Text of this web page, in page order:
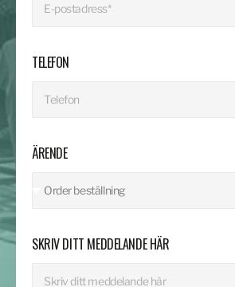
TELEFON
ÄRENDE
SKRIV DITT MEDDELANDE HÄR